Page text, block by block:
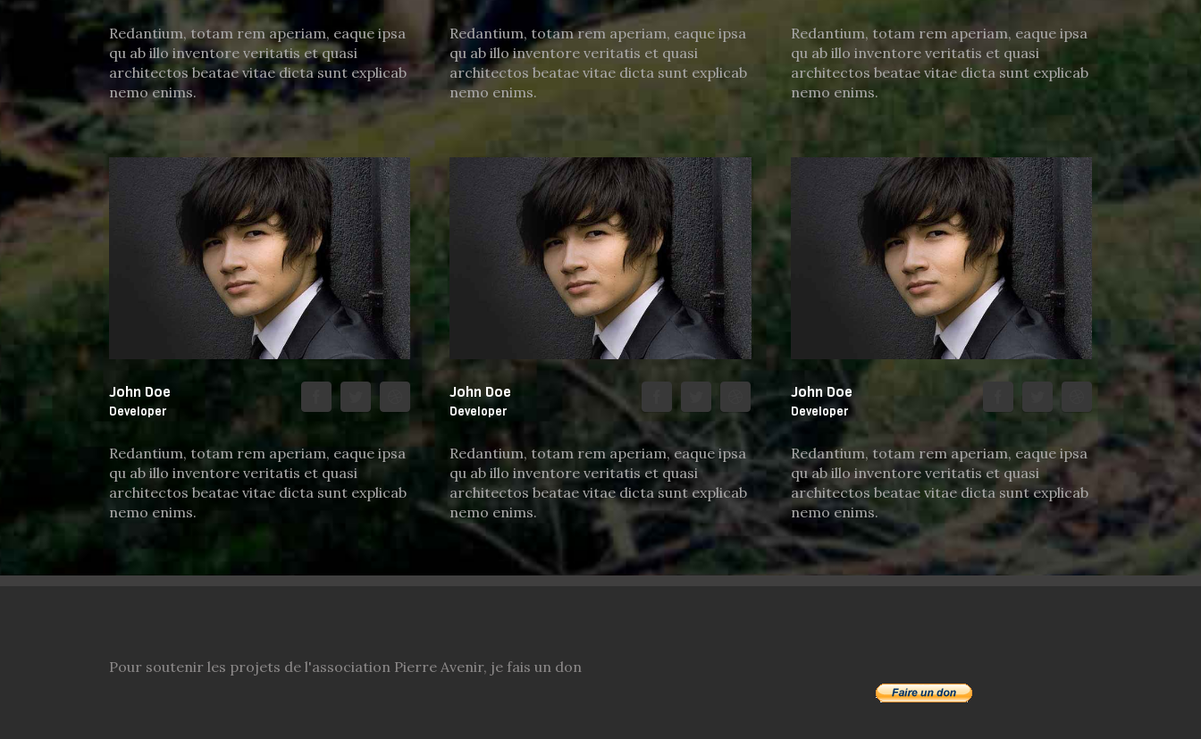
Redantium, totam rem aperiam, eaque ipsa
qu ab illo inventore veritatis et quasi
architectos beatae vitae dicta sunt explicab
nemo enims.
Redantium, totam rem aperiam, eaque ipsa
qu ab illo inventore veritatis et quasi
architectos beatae vitae dicta sunt explicab
nemo enims.
Redantium, totam rem aperiam, eaque ipsa
qu ab illo inventore veritatis et quasi
architectos beatae vitae dicta sunt explicab
nemo enims.
John Doe
Developer
Redantium, totam rem aperiam, eaque ipsa
qu ab illo inventore veritatis et quasi
architectos beatae vitae dicta sunt explicab
nemo enims.
John Doe
Developer
Redantium, totam rem aperiam, eaque ipsa
qu ab illo inventore veritatis et quasi
architectos beatae vitae dicta sunt explicab
nemo enims.
John Doe
Developer
Redantium, totam rem aperiam, eaque ipsa
qu ab illo inventore veritatis et quasi
architectos beatae vitae dicta sunt explicab
nemo enims.
Pour soutenir les projets de l'association Pierre Avenir, je fais un don